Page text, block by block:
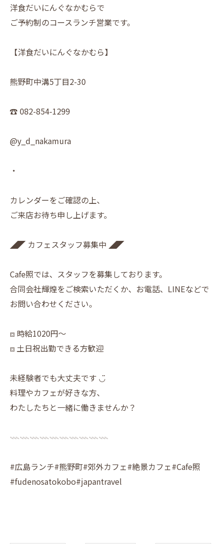
洋食だいにんぐなかむらで
ご予約制のコースランチ営業です。
【洋食だいにんぐなかむら】
熊野町中溝5丁目2-30
☎︎ 082-854-1299
@y_d_nakamura
・
カレンダーをご確認の上、
ご来店お待ち申し上げます。
◢◤ カフェスタッフ募集中 ◢◤
Cafe照では、スタッフを募集しております。
合同会社輝煌をご検索いただくか、お電話、LINEなどで
お問い合わせください。
⧈ 時給1020円〜
⧈ 土日祝出勤できる方歓迎
未経験者でも大丈夫です ◡̈
料理やカフェが好きな方、
わたしたちと一緒に働きませんか？
𓇠𓇠𓇠𓇠𓇠𓇠𓇠𓇠𓇠𓇠
#広島ランチ#熊野町#郊外カフェ#絶景カフェ#Cafe照
#fudenosatokobo#japantravel